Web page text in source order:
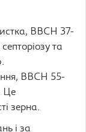
BBCH 37-
та
BBCH 55-
Це
зерна.
і за